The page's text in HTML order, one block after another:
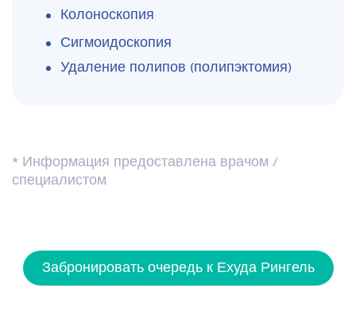
Колоноскопия
Сигмоидоскопия
Удаление полипов (полипэктомия)
* Информация предоставлена ​​врачом /
специалистом
Забронировать очередь к Ехуда Рингель